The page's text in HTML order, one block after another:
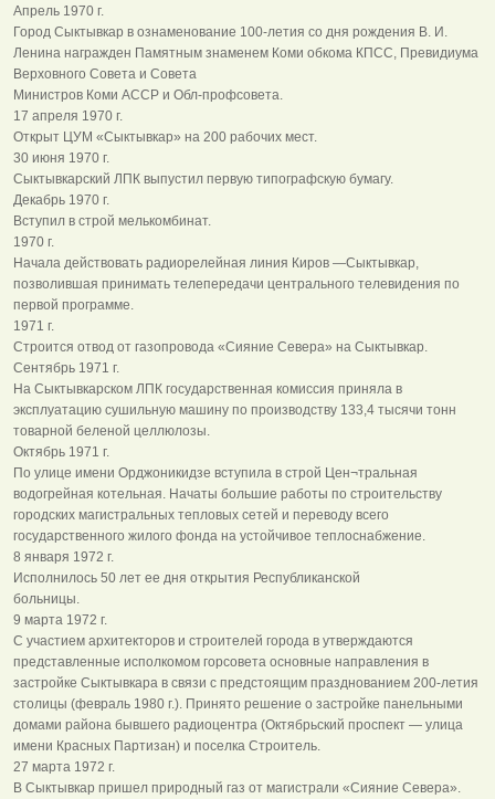
Апрель 1970 г.
Город Сыктывкар в ознаменование 100-летия со дня рождения В. И.
Ленина награжден Памятным знаменем Коми обкома КПСС, Превидиума
Верховного Совета и Совета
Министров Коми АССР и Обл-профсовета.
17 апреля 1970 г.
Открыт ЦУМ «Сыктывкар» на 200 рабочих мест.
30 июня 1970 г.
Сыктывкарский ЛПК выпустил первую типографскую бумагу.
Декабрь 1970 г.
Вступил в строй мелькомбинат.
1970 г.
Начала действовать радиорелейная линия Киров —Сыктывкар,
позволившая принимать телепередачи центрального телевидения по
первой программе.
1971 г.
Строится отвод от газопровода «Сияние Севера» на Сыктывкар.
Сентябрь 1971 г.
На Сыктывкарском ЛПК государственная комиссия приняла в
эксплуатацию сушильную машину по производству 133,4 тысячи тонн
товарной беленой целлюлозы.
Октябрь 1971 г.
По улице имени Орджоникидзе вступила в строй Цен¬тральная
водогрейная котельная. Начаты большие работы по строительству
городских магистральных тепловых сетей и переводу всего
государственного жилого фонда на устойчивое теплоснабжение.
8 января 1972 г.
Исполнилось 50 лет ее дня открытия Республиканской
больницы.
9 марта 1972 г.
С участием архитекторов и строителей города в утверждаются
представленные исполкомом горсовета основные направления в
застройке Сыктывкара в связи с предстоящим празднованием 200-летия
столицы (февраль 1980 г.). Принято решение о застройке панельными
домами района бывшего радиоцентра (Октябрьский проспект — улица
имени Красных Партизан) и поселка Строитель.
27 марта 1972 г.
В Сыктывкар пришел природный газ от магистрали «Сияние Севера».